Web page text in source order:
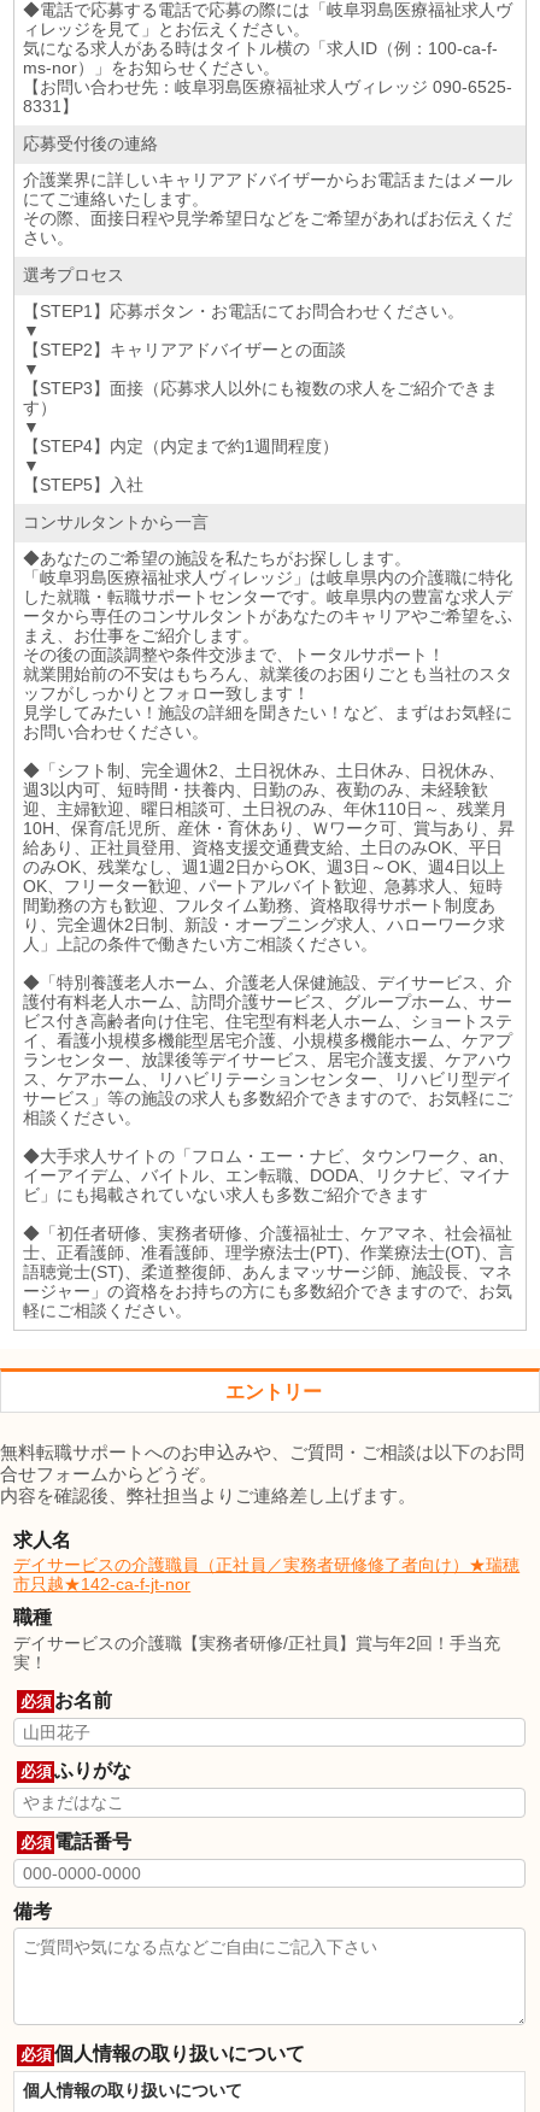
◆電話で応募する電話で応募の際には「岐阜羽島医療福祉求人ヴ
ィレッジを見て」とお伝えください。
気になる求人がある時はタイトル横の「求人ID（例：100-ca-f-
ms-nor）」をお知らせください。
【お問い合わせ先：岐阜羽島医療福祉求人ヴィレッジ 090-6525-
8331】
応募受付後の連絡
介護業界に詳しいキャリアアドバイザーからお電話またはメール
にてご連絡いたします。
その際、面接日程や見学希望日などをご希望があればお伝えくだ
さい。
選考プロセス
【STEP1】応募ボタン・お電話にてお問合わせください。
▼
【STEP2】キャリアアドバイザーとの面談
▼
【STEP3】面接（応募求人以外にも複数の求人をご紹介できま
す）
▼
【STEP4】内定（内定まで約1週間程度）
▼
【STEP5】入社
コンサルタントから一言
◆あなたのご希望の施設を私たちがお探しします。
「岐阜羽島医療福祉求人ヴィレッジ」は岐阜県内の介護職に特化
した就職・転職サポートセンターです。岐阜県内の豊富な求人デ
ータから専任のコンサルタントがあなたのキャリアやご希望をふ
まえ、お仕事をご紹介します。
その後の面談調整や条件交渉まで、トータルサポート！
就業開始前の不安はもちろん、就業後のお困りごとも当社のスタ
ッフがしっかりとフォロー致します！
見学してみたい！施設の詳細を聞きたい！など、まずはお気軽に
お問い合わせください。
◆「シフト制、完全週休2、土日祝休み、土日休み、日祝休み、
週3以内可、短時間・扶養内、日勤のみ、夜勤のみ、未経験歓
迎、主婦歓迎、曜日相談可、土日祝のみ、年休110日～、残業月
10H、保育/託児所、産休・育休あり、Ｗワーク可、賞与あり、昇
給あり、正社員登用、資格支援交通費支給、土日のみOK、平日
のみOK、残業なし、週1週2日からOK、週3日～OK、週4日以上
OK、フリーター歓迎、パートアルバイト歓迎、急募求人、短時
間勤務の方も歓迎、フルタイム勤務、資格取得サポート制度あ
り、完全週休2日制、新設・オープニング求人、ハローワーク求
人」上記の条件で働きたい方ご相談ください。
◆「特別養護老人ホーム、介護老人保健施設、デイサービス、介
護付有料老人ホーム、訪問介護サービス、グループホーム、サー
ビス付き高齢者向け住宅、住宅型有料老人ホーム、ショートステ
イ、看護小規模多機能型居宅介護、小規模多機能ホーム、ケアプ
ランセンター、放課後等デイサービス、居宅介護支援、ケアハウ
ス、ケアホーム、リハビリテーションセンター、リハビリ型デイ
サービス」等の施設の求人も多数紹介できますので、お気軽にご
相談ください。
◆大手求人サイトの「フロム・エー・ナビ、タウンワーク、an、
イーアイデム、バイトル、エン転職、DODA、リクナビ、マイナ
ビ」にも掲載されていない求人も多数ご紹介できます
◆「初任者研修、実務者研修、介護福祉士、ケアマネ、社会福祉
士、正看護師、准看護師、理学療法士(PT)、作業療法士(OT)、言
語聴覚士(ST)、柔道整復師、あんまマッサージ師、施設長、マネ
ージャー」の資格をお持ちの方にも多数紹介できますので、お気
軽にご相談ください。
エントリー
無料転職サポートへのお申込みや、ご質問・ご相談は以下のお問
合せフォームからどうぞ。
内容を確認後、弊社担当よりご連絡差し上げます。
求人名
デイサービスの介護職員（正社員／実務者研修修了者向け）★瑞穂
市只越★142-ca-f-jt-nor
職種
デイサービスの介護職【実務者研修/正社員】賞与年2回！手当充
実！
必須 お名前
必須ふりがな
必須 電話番号
備考
必須個人情報の取り扱いについて
個人情報の取り扱いについて